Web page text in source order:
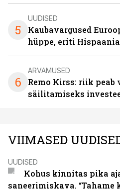
5
UUDISED
Kaubavargused
hüppe, eriti
6
ARVAMUSED
Remo Kirss: riik
säilitamiseks
VIIMASED
UUDISED
Kohus kinnitas pika
saneerimiskava. “Tahame